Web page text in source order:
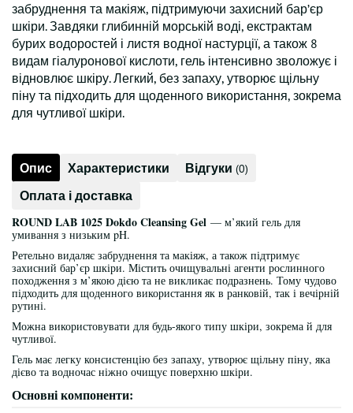
забруднення та макіяж, підтримуючи захисний бар’єр
шкіри. Завдяки глибинній морській воді, екстрактам
бурих водоростей і листя водної настурції, а також 8
видам гіалуронової кислоти, гель інтенсивно зволожує і
відновлює шкіру. Легкий, без запаху, утворює щільну
піну та підходить для щоденного використання, зокрема
для чутливої шкіри.
Опис Характеристики Відгуки (0)
Оплата і доставка
ROUND LAB 1025 Dokdo Cleansing Gel — м’який гель для
умивання з низьким pH.
Ретельно видаляє забруднення та макіяж, а також підтримує
захисний бар’єр шкіри. Містить очищувальні агенти рослинного
походження з м’якою дією та не викликає подразнень. Тому чудово
підходить для щоденного використання як в ранковій, так і вечірній
рутині.
Можна використовувати для будь-якого типу шкіри, зокрема й для
чутливої.
Гель має легку консистенцію без запаху, утворює щільну піну, яка
дієво та водночас ніжно очищує поверхню шкіри.
Основні компоненти: